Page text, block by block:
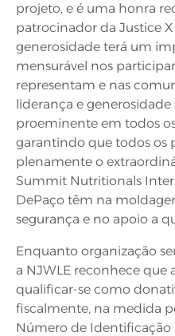
projeto, e é uma honra
patrocinador da Justice X
generosidade terá um
mensurável nos
representam e nas
liderança e
proeminente em todos
garantindo que todos os
plenamente o
Summit Nutritionals
DePaço têm na
segurança e no apoio a
Enquanto organização
a NJWLE reconhece que
qualificar-se como
fiscalmente, na medida
Número de